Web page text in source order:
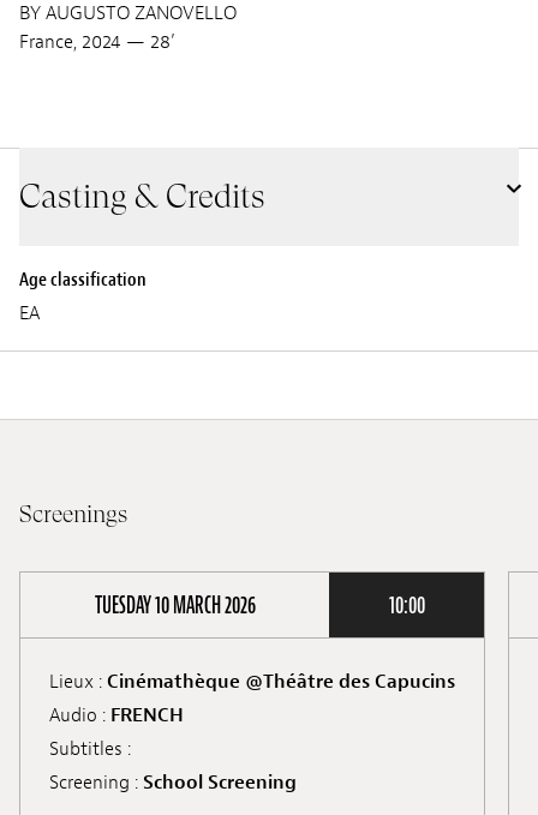
BY AUGUSTO ZANOVELLO
France, 2024 — 28’
Casting & Credits
Age classification
EA
Screenings
TUESDAY 10 MARCH 2026 10:00
Lieux : Cinémathèque @Théâtre des Capucins
Audio : FRENCH
Subtitles :
Screening : School Screening